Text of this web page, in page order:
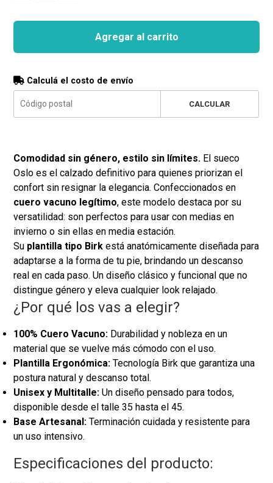
Agregar al carrito
Calculá el costo de envío
CALCULAR
Comodidad sin género, estilo sin límites. El sueco
Oslo es el calzado definitivo para quienes priorizan el
confort sin resignar la elegancia. Confeccionados en
cuero vacuno legítimo, este modelo destaca por su
versatilidad: son perfectos para usar con medias en
invierno o sin ellas en media estación.
Su plantilla tipo Birk está anatómicamente diseñada para
adaptarse a la forma de tu pie, brindando un descanso
real en cada paso. Un diseño clásico y funcional que no
distingue género y eleva cualquier look relajado.
¿Por qué los vas a elegir?
100% Cuero Vacuno: Durabilidad y nobleza en un
material que se vuelve más cómodo con el uso.
Plantilla Ergonómica: Tecnología Birk que garantiza una
postura natural y descanso total.
Unisex y Multitalle: Un diseño pensado para todos,
disponible desde el talle 35 hasta el 45.
Base Artesanal: Terminación cuidada y resistente para
un uso intensivo.
Especificaciones del producto: